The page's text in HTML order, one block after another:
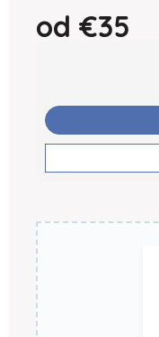
od €35